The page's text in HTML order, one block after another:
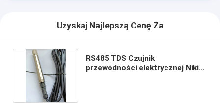
Uzyskaj Najlepszą Cenę Za
RS485 TDS Czujnik
przewodności elektrycznej Nikiel